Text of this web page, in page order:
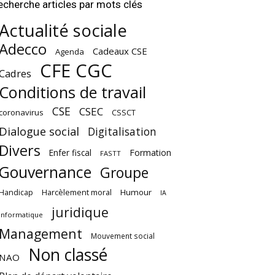
articles par mots clés
sociale
Agenda Cadeaux CSE
CFE CGC
de travail
CSE CSEC CSSCT
social Digitalisation
Enfer fiscal FASTT Formation
Groupe
Harcèlement moral Humour IA
juridique
Mouvement social
Non classé